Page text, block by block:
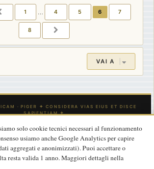
6 PRECEDENTE
1 … 4 5 6 7
8
VAI A
Tutti gli orari sonoUTC
CONTATTACI
byphpBB® Forum Software © phpBB Limited
solo cookie tecnici necessari al funzionamento
usiamo anche Google Analytics per capire
aggregati e anonimizzati). Puoi accettare o
resta valida 1 anno. Maggiori dettagli nella